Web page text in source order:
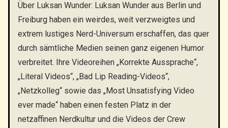
Über Luksan Wunder: Luksan Wunder aus Berlin und
Freiburg haben ein weirdes, weit verzweigtes und
extrem lustiges Nerd-Universum erschaffen, das quer
durch sämtliche Medien seinen ganz eigenen Humor
verbreitet. Ihre Videoreihen „Korrekte Aussprache“,
„Literal Videos“, „Bad Lip Reading-Videos“,
„Netzkolleg“ sowie das „Most Unsatisfying Video
ever made“ haben einen festen Platz in der
netzaffinen Nerdkultur und die Videos der Crew